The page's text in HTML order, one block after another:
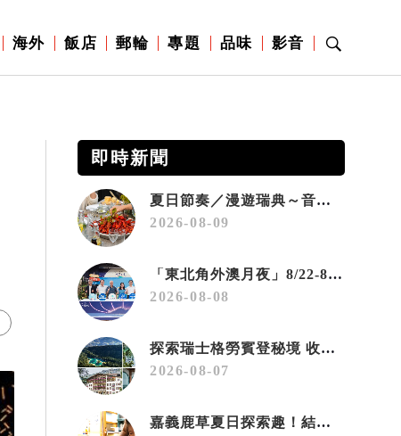
海外 飯店 郵輪 專題 品味 影音
即時新聞
夏日節奏／漫遊瑞典～音樂、療癒桑拿、美味歡樂螯蝦節
2026-08-09
「東北角外澳月夜」8/22-8/23浪漫登場 串聯五漁村、音樂、市集、火舞與慢旅共度夏夜
2026-08-08
探索瑞士格勞賓登秘境 收藏六種阿爾卑斯夏日療癒之旅
2026-08-07
嘉義鹿草夏日探索趣！結合科學、農場與自然的親子小旅行